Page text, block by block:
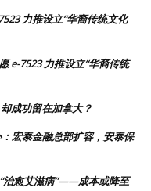
力推设立“华裔传统文化
e-7523 力推设立“华裔传统
成功留在加拿大？
宏泰金融总部扩容，安泰保
治愈艾滋病”——成本或降至